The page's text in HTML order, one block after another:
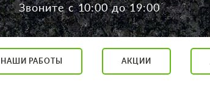
Звоните с 10:00 до 19:00
НАШИ РАБОТЫ АКЦИИ